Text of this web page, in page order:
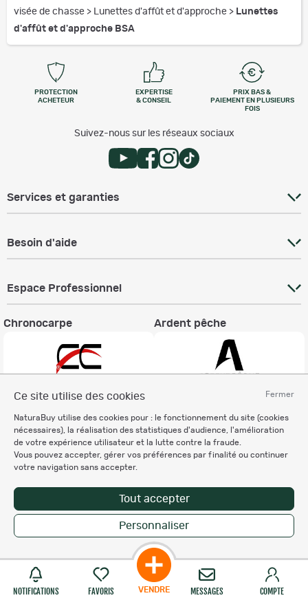
Fermer
Ce site utilise des cookies
NaturaBuy utilise des cookies pour : le fonctionnement du site (cookies
nécessaires), la réalisation des statistiques d'audience, l'amélioration
de votre expérience utilisateur et la lutte contre la fraude.
Vous pouvez accepter, gérer vos préférences par finalité ou continuer
votre navigation sans accepter.
Tout accepter
Personnaliser
NOTIFICATIONS FAVORIS VENDRE MESSAGES COMPTE
Enregistrer la recherche
visée de chasse > Lunettes d'affût et d'approche > Lunettes
d'affût et d'approche BSA
PROTECTION
ACHETEUR
EXPERTISE
& CONSEIL
PRIX BAS &
PAIEMENT EN PLUSIEURS
FOIS
Suivez-nous sur les réseaux sociaux
Services et garanties
Besoin d'aide
Espace Professionnel
Chronocarpe Ardent pêche
Informations légales
Charte éthique
Mentions légales
Règlement & Conditions d'utilisation
des données personnelles
Personnalisation des cookies
Copyright © 2007-2026 NaturaBuy. Tous droits réservés. N°CNIL: 1239459.
Les marques commerciales mentionnées appartiennent à leurs propriétaires
respectifs in 0.418 s
Suggestions de recherche
Site NaturaBuy classique